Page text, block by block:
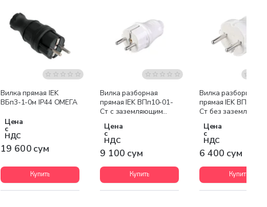
Вилка прямая IEK
ВБп3-1-0м IP44 ОМЕГА
Цена
с
НДС
19 600 сум
Купить
Вилка разборная
прямая IEK ВПп10-01-
Ст с заземляющим
Цена
с
НДС
9 100 сум
Купить
Вилка разборная
прямая IEK ВПп20-
Ст без
Цена
с
НДС
6 400 сум
Купить